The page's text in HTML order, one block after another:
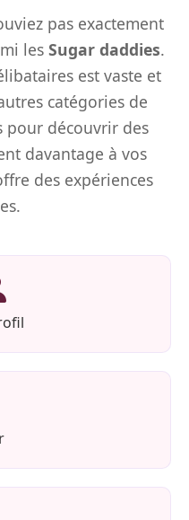
pas exactement
les Sugar daddies.
est vaste et
catégories de
pour découvrir des
davantage à vos
des expériences